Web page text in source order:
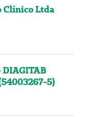
Clínico Ltda
DIAGITAB
5)